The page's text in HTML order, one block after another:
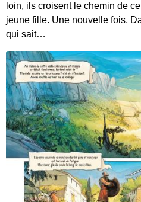
loin, ils croisent le chemin de
jeune fille. Une nouvelle fois,
qui sait…